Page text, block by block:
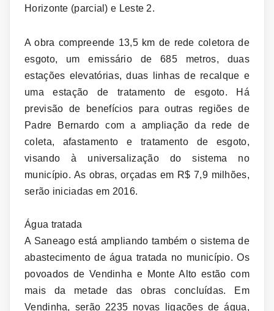
Horizonte (parcial) e Leste 2.
A obra compreende 13,5 km de rede coletora de
esgoto, um emissário de 685 metros, duas
estações elevatórias, duas linhas de recalque e
uma estação de tratamento de esgoto. Há
previsão de benefícios para outras regiões de
Padre Bernardo com a ampliação da rede de
coleta, afastamento e tratamento de esgoto,
visando à universalização do sistema no
município. As obras, orçadas em R$ 7,9 milhões,
serão iniciadas em 2016.
Água tratada
A Saneago está ampliando também o sistema de
abastecimento de água tratada no município. Os
povoados de Vendinha e Monte Alto estão com
mais da metade das obras concluídas. Em
Vendinha, serão 2235 novas ligações de água,